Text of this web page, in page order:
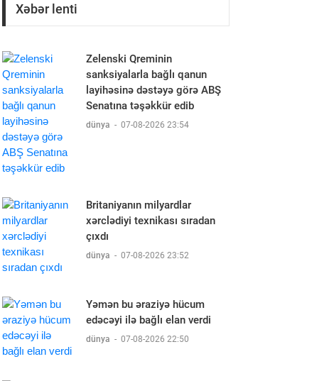
Xəbər lenti
Zelenski Qreminin
sanksiyalarla bağlı qanun
layihəsinə dəstəyə görə ABŞ
Senatına təşəkkür edib
dünya - 07-08-2026 23:54
Britaniyanın milyardlar
xərclədiyi texnikası sıradan
çıxdı
dünya - 07-08-2026 23:52
Yəmən bu əraziyə hücum
edəcəyi ilə bağlı elan verdi
dünya - 07-08-2026 22:50